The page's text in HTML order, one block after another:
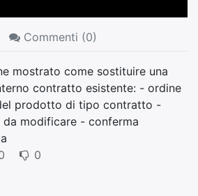
Commenti (0)
mostrato come sostituire una
contratto esistente: - ordine
prodotto di tipo contratto -
modificare - conferma
0